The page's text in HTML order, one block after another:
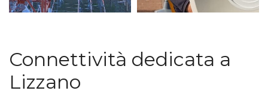
Connettività dedicata a
Lizzano